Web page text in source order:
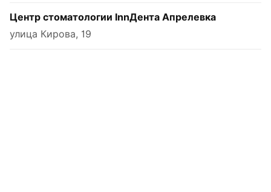
Центр стоматологии InnДента Апрелевка
улица Кирова, 19